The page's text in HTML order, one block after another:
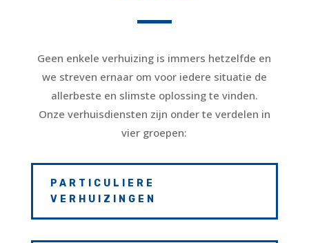
Geen enkele verhuizing is immers hetzelfde en
we streven ernaar om voor iedere situatie de
allerbeste en slimste oplossing te vinden.
Onze verhuisdiensten zijn onder te verdelen in
vier groepen:
PARTICULIERE
VERHUIZINGEN